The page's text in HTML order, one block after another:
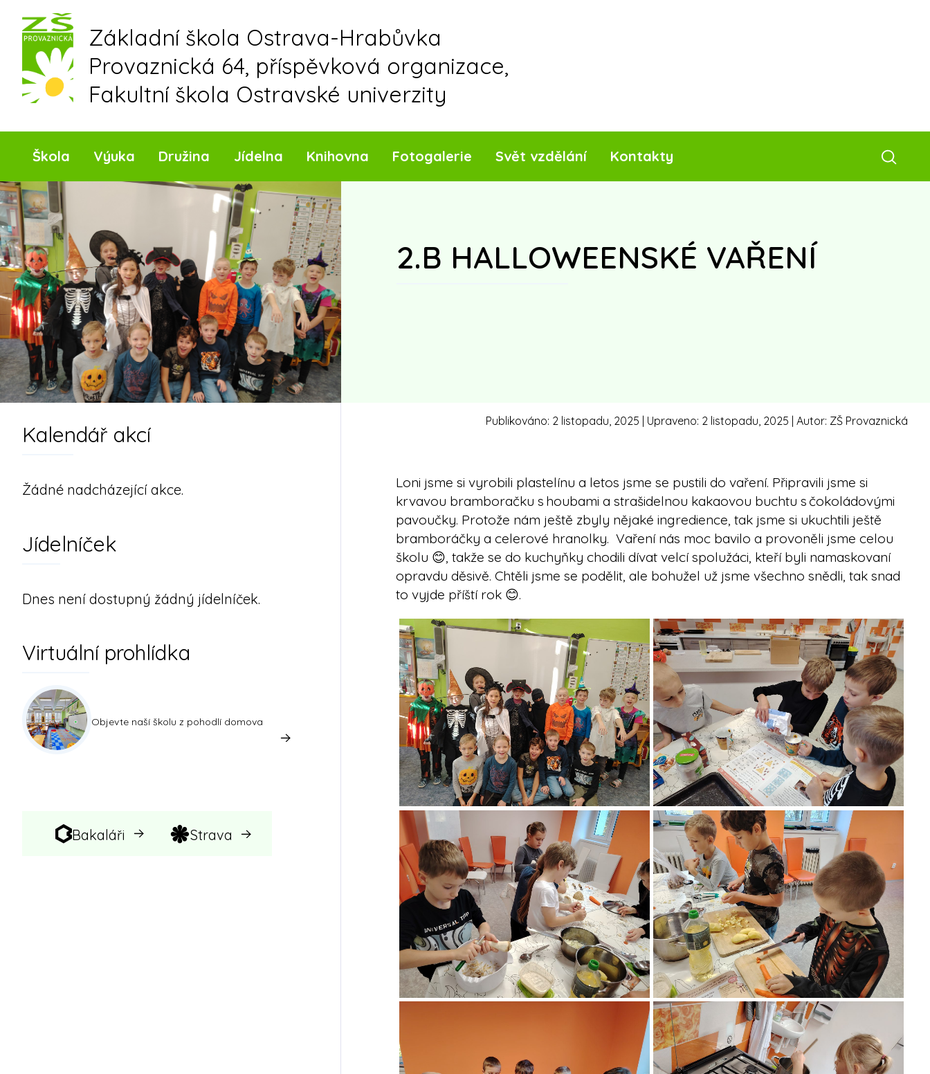
content
Základní škola Ostrava-Hrabůvka
Provaznická 64, příspěvková organizace,
Fakultní škola Ostravské univerzity
Škola Výuka Družina Jídelna Knihovna Fotogalerie Svět vzdělání Kontakty
2.B HALLOWEENSKÉ VAŘENÍ
Publikováno: 2 listopadu, 2025 | Upraveno: 2 listopadu, 2025 | Autor: ZŠ Provaznická
Loni jsme si vyrobili plastelínu a letos jsme se pustili do vaření. Připravili jsme si
krvavou bramboračku s houbami a strašidelnou kakaovou buchtu s čokoládovými
pavoučky. Protože nám ještě zbyly nějaké ingredience, tak jsme si ukuchtili ještě
bramboráčky a celerové hranolky. Vaření nás moc bavilo a provoněli jsme celou
školu 😊, takže se do kuchyňky chodili dívat velcí spolužáci, kteří byli namaskovaní
opravdu děsivě. Chtěli jsme se podělit, ale bohužel už jsme všechno snědli, tak snad
to vyjde příští rok 😊.
Kalendář akcí
Žádné nadcházející akce.
Jídelníček
Dnes není dostupný žádný jídelníček.
Virtuální prohlídka
Objevte naší školu z pohodlí domova
Bakaláři Strava